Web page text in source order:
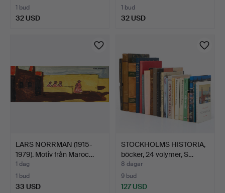
1 bud
32 USD
1 bud
32 USD
LARS NORRMAN (1915-
1979). Motiv från Maroc…
1 dag
1 bud
33 USD
STOCKHOLMS HISTORIA,
böcker, 24 volymer, S…
8 dagar
9 bud
127 USD